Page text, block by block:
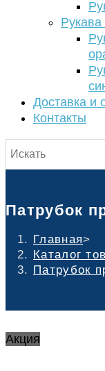
Доставка и
Контакты
Патрубок
Главная>
Каталог
Патрубок
Акция